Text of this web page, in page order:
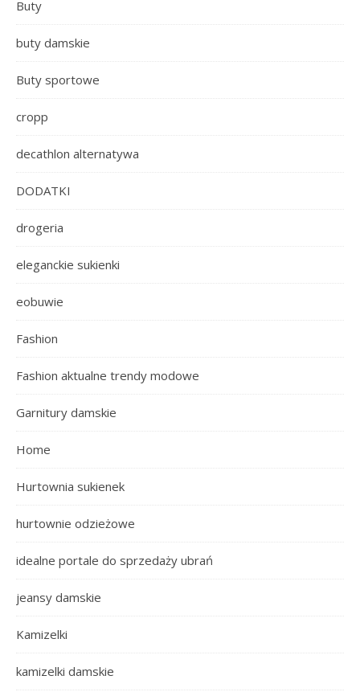
Buty
buty damskie
Buty sportowe
cropp
decathlon alternatywa
DODATKI
drogeria
eleganckie sukienki
eobuwie
Fashion
Fashion aktualne trendy modowe
Garnitury damskie
Home
Hurtownia sukienek
hurtownie odzieżowe
idealne portale do sprzedaży ubrań
jeansy damskie
Kamizelki
kamizelki damskie